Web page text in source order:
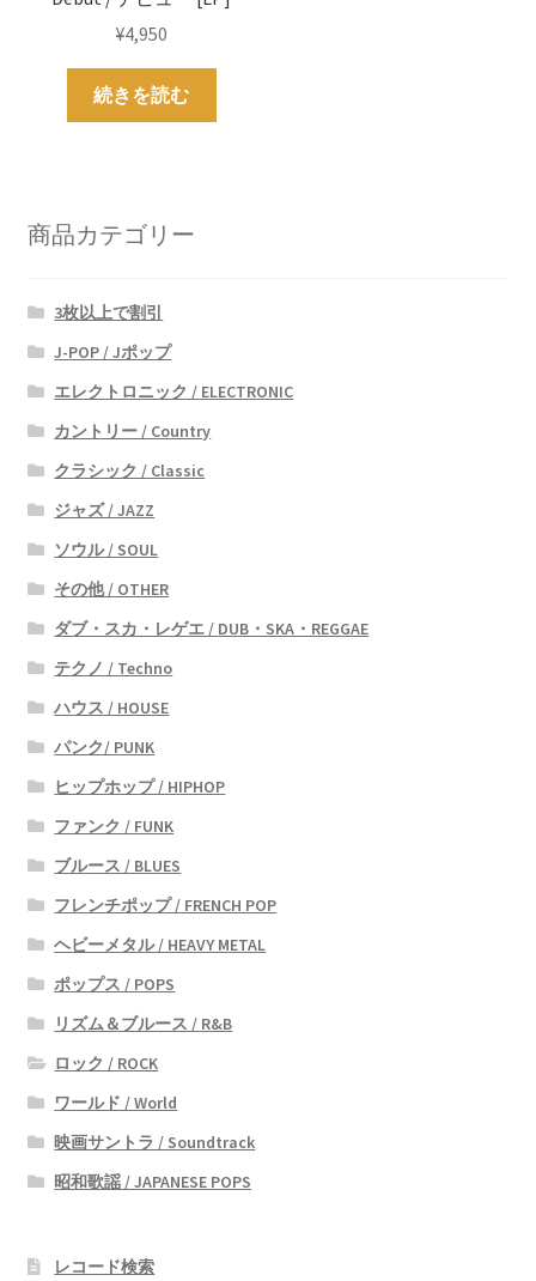
¥4,950
続きを読む
商品カテゴリー
3枚以上で割引
J-POP / Jポップ
エレクトロニック / ELECTRONIC
カントリー / Country
クラシック / Classic
ジャズ / JAZZ
ソウル / SOUL
その他 / OTHER
ダブ・スカ・レゲエ / DUB・SKA・REGGAE
テクノ / Techno
ハウス / HOUSE
パンク/ PUNK
ヒップホップ / HIPHOP
ファンク / FUNK
ブルース / BLUES
フレンチポップ / FRENCH POP
ヘビーメタル / HEAVY METAL
ポップス / POPS
リズム＆ブルース / R&B
ロック / ROCK
ワールド / World
映画サントラ / Soundtrack
昭和歌謡 / JAPANESE POPS
レコード検索